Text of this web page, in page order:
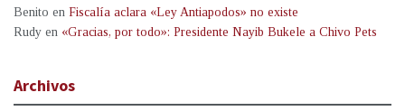
Benito en Fiscalía aclara «Ley Antiapodos» no existe
Rudy en «Gracias, por todo»: Presidente Nayib Bukele a Chivo Pets
Archivos